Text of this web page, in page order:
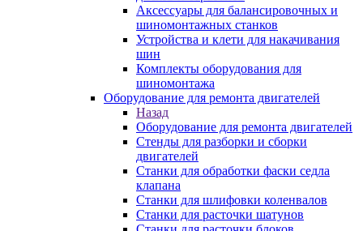
Аксессуары для балансировочных и
шиномонтажных станков
Устройства и клети для накачивания
шин
Комплекты оборудования для
шиномонтажа
Оборудование для ремонта двигателей
Назад
Оборудование для ремонта двигателей
Стенды для разборки и сборки
двигателей
Станки для обработки фаски седла
клапана
Станки для шлифовки коленвалов
Станки для расточки шатунов